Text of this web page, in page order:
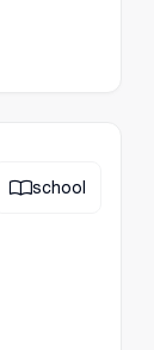
school